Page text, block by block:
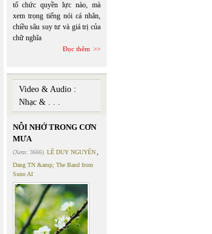
tổ chức quyền lực nào, mà
xem trọng tiếng nói cá nhân,
chiều sâu suy tư và giá trị của
chữ nghĩa
Đọc thêm
Video & Audio :
Nhạc & . . .
NỖI NHỚ TRONG CƠN
MƯA
(Xem: 3666) LÊ DUY NGUYÊN
Dang TN &amp; The Band from
Suno AI